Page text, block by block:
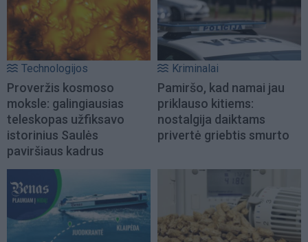
Technologijos
Proveržis kosmoso
moksle: galingiausias
teleskopas užfiksavo
istorinius Saulės
paviršiaus kadrus
Kriminalai
Pamiršo, kad namai jau
priklauso kitiems:
nostalgija daiktams
privertė griebtis smurto